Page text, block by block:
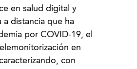
en salud digital y
a distancia que ha
por COVID-19, el
en
con